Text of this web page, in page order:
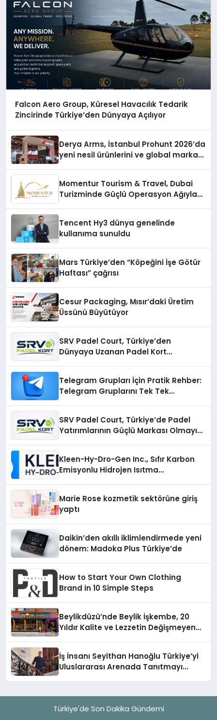
Falcon Aero Group, Küresel Havacılık Tedarik
Zincirinde Türkiye’den Dünyaya Açılıyor
Derya Arms, İstanbul Prohunt 2026’da
yeni nesil ürünlerini ve global marka
Momentur Tourism & Travel, Dubai
Turizminde Güçlü Operasyon Ağıyla
Tencent Hy3 dünya genelinde
kullanıma sunuldu
Mars Türkiye’den “Köpeğini İşe Götür
Haftası” çağrısı
Cesur Packaging, Mısır’daki Üretim
Üssünü Büyütüyor
SRV Padel Court, Türkiye’den
Dünyaya Uzanan Padel Kort
Telegram Grupları İçin Pratik Rehber:
Telegram Gruplarını Tek Tek
SRV Padel Court, Türkiye’de Padel
Yatırımlarının Güçlü Markası Olmayı
Kleen-Hy-Dro-Gen Inc., Sıfır Karbon
Emisyonlu Hidrojen Isıtma
Marie Rose kozmetik sektörüne giriş
yaptı
Daikin’den akıllı iklimlendirmede yeni
dönem: Madoka Plus Türkiye’de
How to Start Your Own Clothing
Brand in 10 Simple Steps
Beylikdüzü’nde Beylik İşkembe, 20
Yıldır Kalite ve Lezzetin Değişmeyen
İş İnsanı Seyithan Hanoğlu Türkiye’yi
Uluslararası Arenada Tanıtmayı
Türkiye'de Son Dakika Gündemi